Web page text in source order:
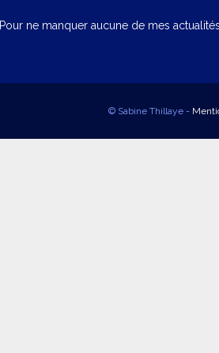
Pour ne manquer aucune de mes
© Sabine Thillaye -